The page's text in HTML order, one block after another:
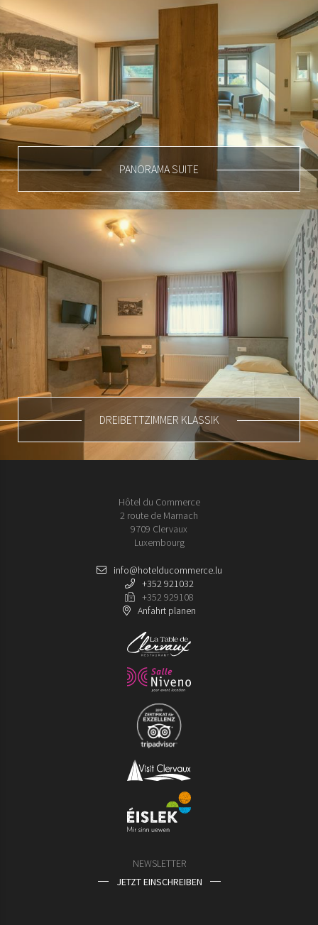
PANORAMA SUITE
DREIBETTZIMMER KLASSIK
Hôtel du Commerce
2 route de Marnach
9709 Clervaux
Luxembourg
info@hotelducommerce.lu
+352 921032
+352 929108
Anfahrt planen
NEWSLETTER
JETZT EINSCHREIBEN